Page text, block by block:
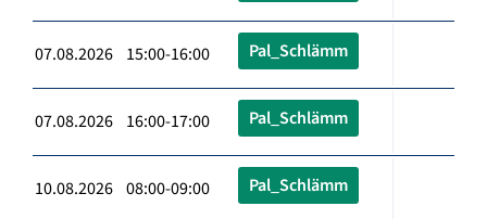
07.08.2026 15:00-16:00 Pal_Schlämm
07.08.2026 16:00-17:00 Pal_Schlämm
10.08.2026 08:00-09:00 Pal_Schlämm